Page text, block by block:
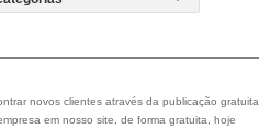
novos clientes através da publicação gratuita
em nosso site, de forma gratuita, hoje